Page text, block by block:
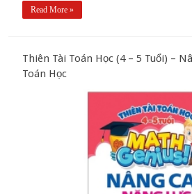
Read More »
Thiên Tài Toán Học (4 – 5 Tuổi) –
Toán Học